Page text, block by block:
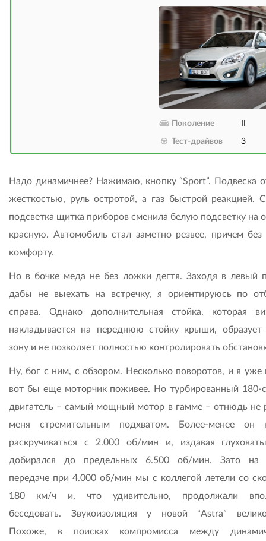
Поколение
Тест-драйвов 3
Надо динамичнее? Нажимаю, кнопку “Sport”. Подвеска
жесткостью, руль остротой, а газ быстрой реакцией.
подсветка щитка приборов сменила белую подсветку на
красную. Автомобиль стал заметно резвее, причем
комфорту.
Но в бочке меда не без ложки дегтя. Заходя в левый
дабы не выехать на встречку, я ориентируюсь по
справа. Однако дополнительная стойка, которая
накладывается на переднюю стойку крыши, образует
зону и не позволяет полностью контролировать
Ну, бог с ним, с обзором. Несколько поворотов, и я уже
вот бы еще моторчик поживее. Но турбированный 180-
двигатель – самый мощный мотор в гамме – отнюдь не
меня стремительным подхватом. Более-менее он
раскручиваться с 2.000 об/мин и, издавая
добирался до предельных 6.500 об/мин. Зато на
передаче при 4.000 об/мин мы с коллегой летели со
180 км/ч и, что удивительно, продолжали
беседовать. Звукоизоляция у новой “Astra”
Похоже, в поисках компромисса между